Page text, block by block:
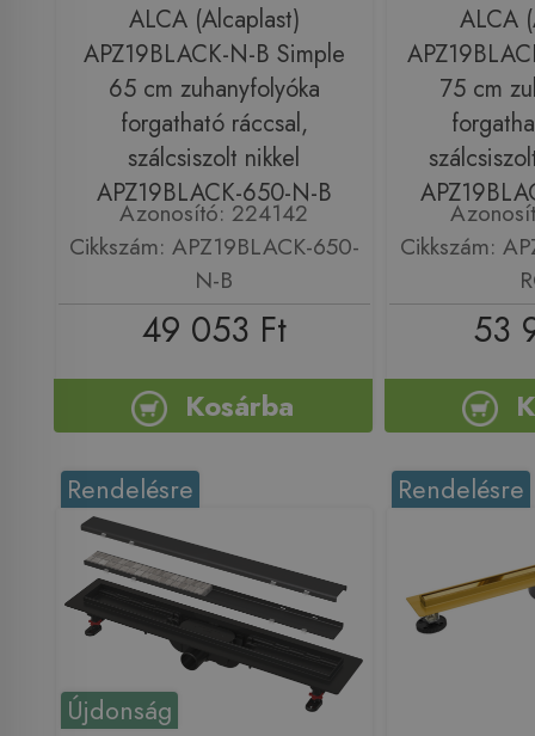
ALCA (Alcaplast)
APZ19BLACK-N-B Simple
65 cm zuhanyfolyóka
forgatható ráccsal,
szálcsiszolt nikkel
APZ19BLACK-650-N-B
Azonosító: 224142
Cikkszám: APZ19BLACK-650-
N-B
49 053 Ft
Kosárba
ALCA
75 cm
Cikkszám:
53
Újdonság
Rendelésre Rendelésre